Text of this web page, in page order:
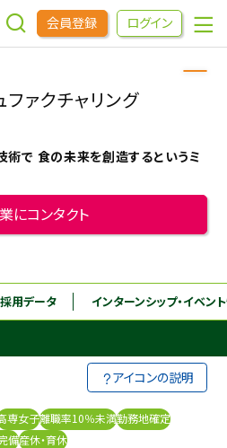
会員登録 ログイン
ベントをさがす
向け 採用継続中の企業特集
ファクチャリング
術で 食の未来を創造するというミ
にコンタクト
採用データ インターンシップ・イベン
アイコンの説明
専女子離職率10％未満勤務地確定
備産休・育休